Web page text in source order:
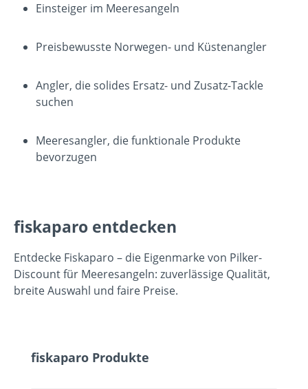
Einsteiger im Meeresangeln
Preisbewusste Norwegen- und Küstenangler
Angler, die solides Ersatz- und Zusatz-Tackle
suchen
Meeresangler, die funktionale Produkte
bevorzugen
fiskaparo entdecken
Entdecke Fiskaparo – die Eigenmarke von Pilker-
Discount für Meeresangeln: zuverlässige Qualität,
breite Auswahl und faire Preise.
Produktgalerie überspringen
fiskaparo Produkte